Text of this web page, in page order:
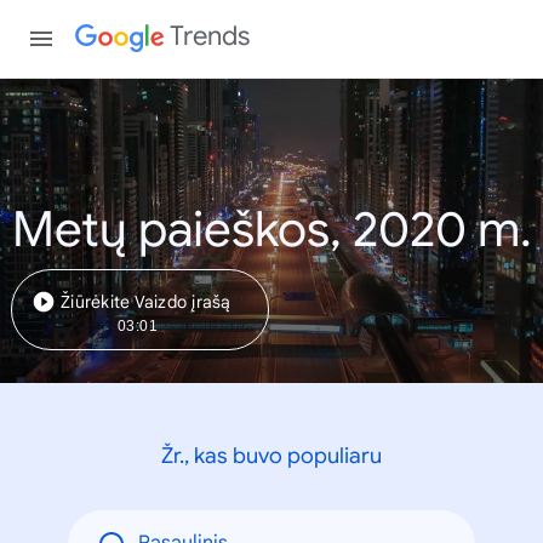
Trends
Metų paieškos, 2020 m.
Žiūrėkite Vaizdo įrašą
03:01
Žr., kas buvo populiaru